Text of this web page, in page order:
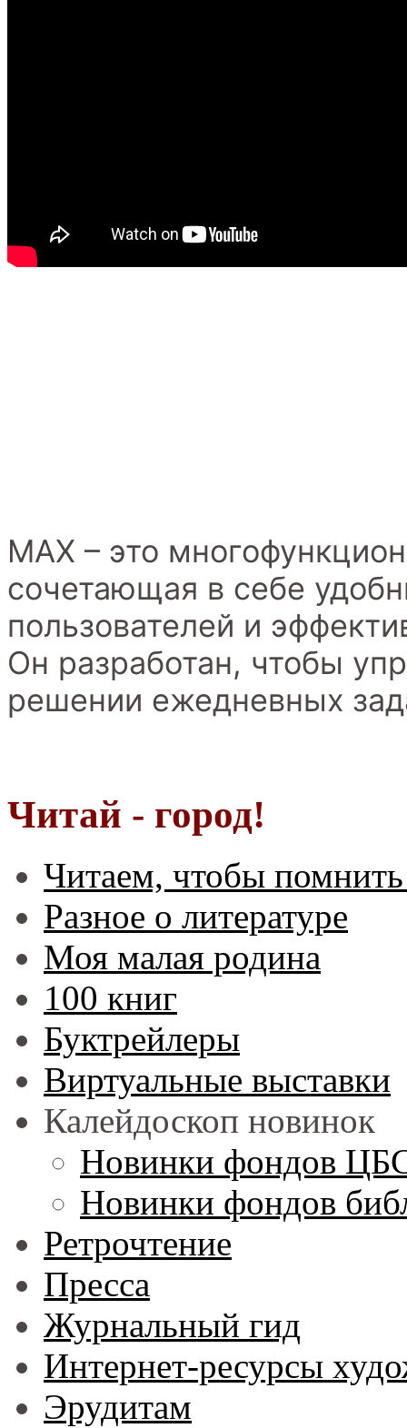
MAX – это
сочетающая в себе
пользователей и
Он разработан, чтобы
решении ежедневных
Читай - город!
Читаем, чтобы
Разное о литературе
Моя малая родина
100 книг
Буктрейлеры
Виртуальные выставки
Калейдоскоп новинок
Новинки фондов
Новинки фондов
Ретрочтение
Пресса
Журнальный гид
Интернет-ресурсы
Эрудитам